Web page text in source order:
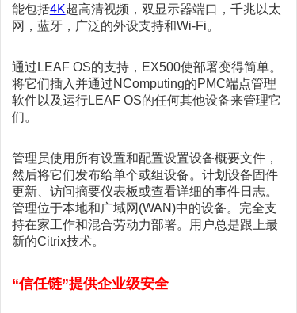
能包括4K超高清视频，双显示器端口，千兆以太
网，蓝牙，广泛的外设支持和Wi-Fi。
通过LEAF OS的支持，EX500使部署变得简单。
将它们插入并通过NComputing的PMC端点管理
软件以及运行LEAF OS的任何其他设备来管理它
们。
管理员使用所有设置和配置设置设备概要文件，
然后将它们发布给单个或组设备。计划设备固件
更新、访问摘要仪表板或查看详细的事件日志。
管理位于本地和广域网(WAN)中的设备。完全支
持在家工作和混合劳动力部署。用户总是跟上最
新的Citrix技术。
“信任链”提供企业级安全